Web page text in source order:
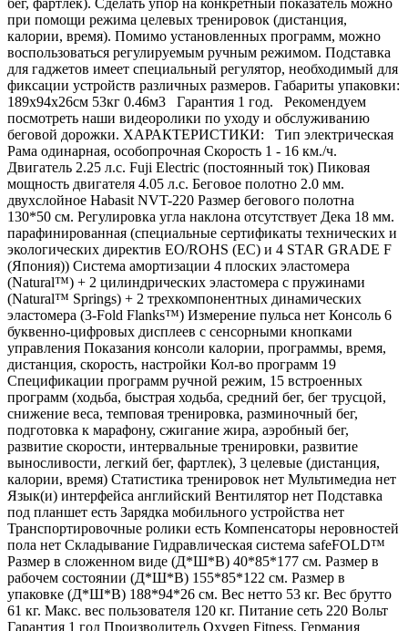
бег, фартлек). Сделать упор на конкретный показатель можно
при помощи режима целевых тренировок (дистанция,
калории, время). Помимо установленных программ, можно
воспользоваться регулируемым ручным режимом. Подставка
для гаджетов имеет специальный регулятор, необходимый для
фиксации устройств различных размеров. Габариты упаковки:
189х94х26см 53кг 0.46м3 Гарантия 1 год. Рекомендуем
посмотреть наши видеоролики по уходу и обслуживанию
беговой дорожки. ХАРАКТЕРИСТИКИ: Тип электрическая
Рама одинарная, особопрочная Скорость 1 - 16 км./ч.
Двигатель 2.25 л.с. Fuji Electric (постоянный ток) Пиковая
мощность двигателя 4.05 л.с. Беговое полотно 2.0 мм.
двухслойное Habasit NVT-220 Размер бегового полотна
130*50 см. Регулировка угла наклона отсутствует Дека 18 мм.
парафинированная (специальные сертификаты технических и
экологических директив EO/ROHS (ЕС) и 4 STAR GRADE F
(Япония)) Система амортизации 4 плоских эластомера
(Natural™) + 2 цилиндрических эластомера с пружинами
(Natural™ Springs) + 2 трехкомпонентных динамических
эластомера (3-Fold Flanks™) Измерение пульса нет Консоль 6
буквенно-цифровых дисплеев с сенсорными кнопками
управления Показания консоли калории, программы, время,
дистанция, скорость, настройки Кол-во программ 19
Спецификации программ ручной режим, 15 встроенных
программ (ходьба, быстрая ходьба, средний бег, бег трусцой,
снижение веса, темповая тренировка, разминочный бег,
подготовка к марафону, сжигание жира, аэробный бег,
развитие скорости, интервальные тренировки, развитие
выносливости, легкий бег, фартлек), 3 целевые (дистанция,
калории, время) Статистика тренировок нет Мультимедиа нет
Язык(и) интерфейса английский Вентилятор нет Подставка
под планшет есть Зарядка мобильного устройства нет
Транспортировочные ролики есть Компенсаторы неровностей
пола нет Складывание Гидравлическая система safeFOLD™
Размер в сложенном виде (Д*Ш*В) 40*85*177 см. Размер в
рабочем состоянии (Д*Ш*В) 155*85*122 см. Размер в
упаковке (Д*Ш*В) 188*94*26 см. Вес нетто 53 кг. Вес брутто
61 кг. Макс. вес пользователя 120 кг. Питание сеть 220 Вольт
Гарантия 1 год Производитель Oxygen Fitness, Германия